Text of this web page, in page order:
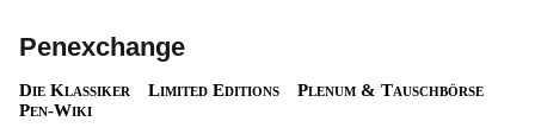
Penexchange
Die Klassiker Limited Editions
Plenum & Tauschbörse
Pen-Wiki